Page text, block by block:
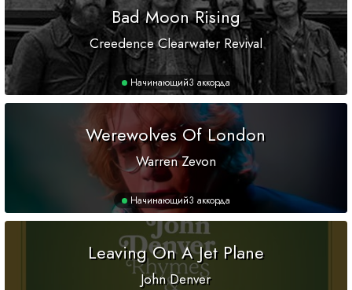
Bad Moon Rising
Creedence Clearwater Revival
Начинающий3 аккорда
Werewolves Of London
Warren Zevon
Начинающий3 аккорда
Leaving On A Jet Plane
John Denver